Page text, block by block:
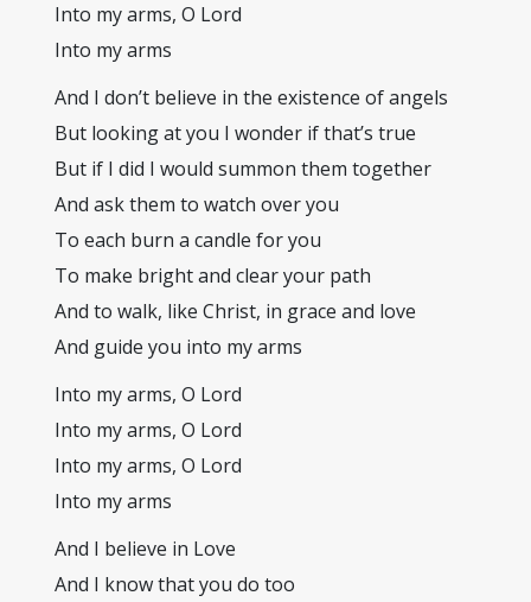
Into my arms, O Lord
Into my arms
And I don’t believe in the existence of angels
But looking at you I wonder if that’s true
But if I did I would summon them together
And ask them to watch over you
To each burn a candle for you
To make bright and clear your path
And to walk, like Christ, in grace and love
And guide you into my arms
Into my arms, O Lord
Into my arms, O Lord
Into my arms, O Lord
Into my arms
And I believe in Love
And I know that you do too